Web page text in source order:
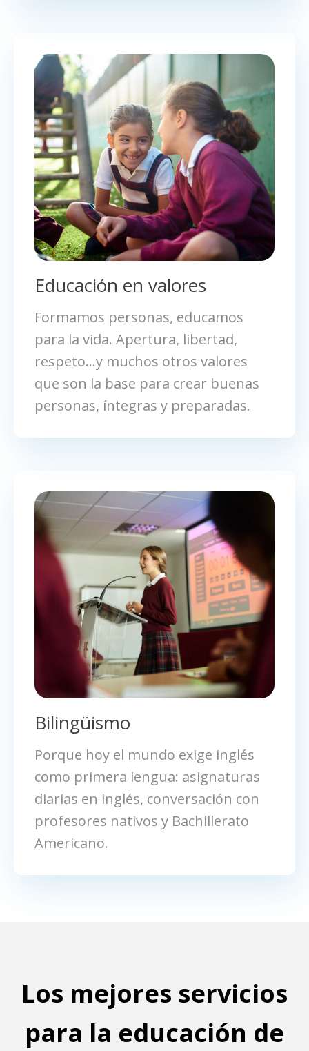
Educación en valores
Formamos personas, educamos
para la vida. Apertura, libertad,
respeto...y muchos otros valores
que son la base para crear buenas
personas, íntegras y preparadas.
Bilingüismo
Porque hoy el mundo exige inglés
como primera lengua: asignaturas
diarias en inglés, conversación con
profesores nativos y Bachillerato
Americano.
Los mejores servicios
para la educación de